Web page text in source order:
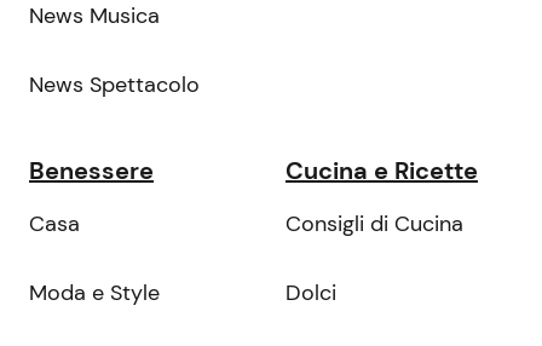
News Musica
News Spettacolo
Benessere
Casa
Moda e Style
Cucina e Ricette
Consigli di Cucina
Dolci